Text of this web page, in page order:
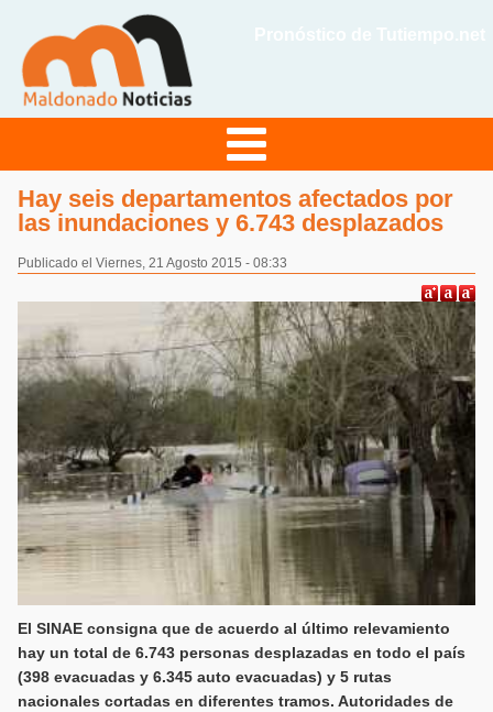
Hay seis departamentos afectados por
las inundaciones y 6.743 desplazados
Publicado el Viernes, 21 Agosto 2015 - 08:33
El SINAE consigna que de acuerdo al último relevamiento
hay un total de 6.743 personas desplazadas en todo el país
(398 evacuadas y 6.345 auto evacuadas) y 5 rutas
nacionales cortadas en diferentes tramos. Autoridades de